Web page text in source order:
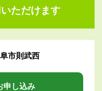
ただけます
市則武西
申し込み